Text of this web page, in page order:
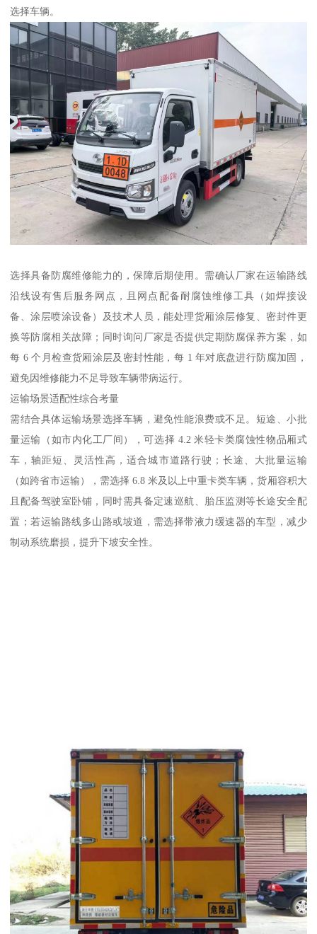
选择车辆。​
选择具备防腐维修能力的，保障后期使用。需确认厂家在运输路线
沿线设有售后服务网点，且网点配备耐腐蚀维修工具（如焊接设
备、涂层喷涂设备）及技术人员，能处理货厢涂层修复、密封件更
换等防腐相关故障；同时询问厂家是否提供定期防腐保养方案，如
每 6 个月检查货厢涂层及密封性能，每 1 年对底盘进行防腐加固，
避免因维修能力不足导致车辆带病运行。​
运输场景适配性综合考量​
需结合具体运输场景选择车辆，避免性能浪费或不足。短途、小批
量运输（如市内化工厂间），可选择 4.2 米轻卡类腐蚀性物品厢式
车，轴距短、灵活性高，适合城市道路行驶；长途、大批量运输
（如跨省市运输），需选择 6.8 米及以上中重卡类车辆，货厢容积大
且配备驾驶室卧铺，同时需具备定速巡航、胎压监测等长途安全配
置；若运输路线多山路或坡道，需选择带液力缓速器的车型，减少
制动系统磨损，提升下坡安全性。​